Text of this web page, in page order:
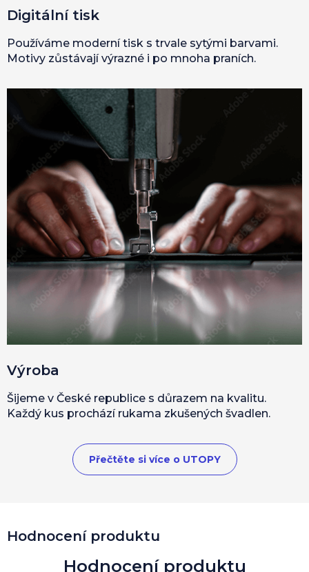
Hodnocení produktu
V
Digitální tisk
Používáme moderní tisk s trvale sytými barvami.
Motivy zůstávají výrazné i po mnoha praních.
Výroba
Šijeme v České republice s důrazem na kvalitu.
Každý kus prochází rukama zkušených švadlen.
Přečtěte si více o UTOPY